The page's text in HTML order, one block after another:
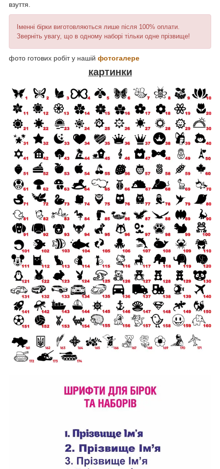
взуття.
Іменні бірки виготовляються лише після 100% оплати.
Зверніть увагу, що в одному наборі тільки одне прізвище!
фото готових робіт у нашій фотогалере
картинки